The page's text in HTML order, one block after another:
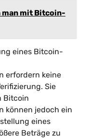
man mit Bitcoin-
eines Bitcoin-
erfordern keine
Sie
Bitcoin
können jedoch ein
eines
Beträge zu